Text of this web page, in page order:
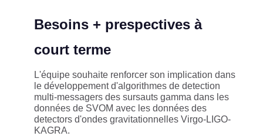
Besoins + prespectives à
court terme
L'équipe souhaite renforcer son implication dans
le développement d'algorithmes de detection
multi-messagers des sursauts gamma dans les
données de SVOM avec les données des
detectors d'ondes gravitationnelles Virgo-LIGO-
KAGRA.